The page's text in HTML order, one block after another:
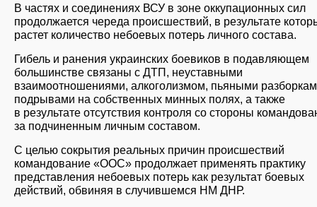
В частях и соединениях ВСУ в зоне оккупационных сил
продолжается череда происшествий, в результате
растет количество небоевых потерь личного состава.
Гибель и ранения украинских боевиков в подавляющем
большинстве связаны с ДТП, неуставными
взаимоотношениями, алкоголизмом, пьяными
подрывами на собственных минных полях, а также
в результате отсутствия контроля со стороны
за подчиненным личным составом.
С целью сокрытия реальных причин происшествий
командование «ООС» продолжает применять практику
представления небоевых потерь как результат боевых
действий, обвиняя в случившемся НМ ДНР.